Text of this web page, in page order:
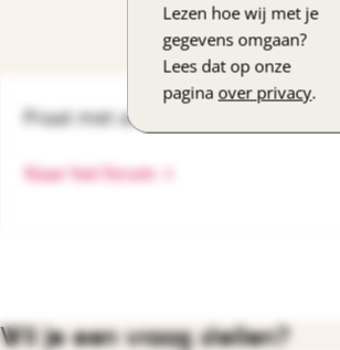
Lezen hoe wij met je
gegevens omgaan?
Lees dat op onze
pagina over privacy.
Praat met anderen
Naar het forum
Wil je een vraag stellen?